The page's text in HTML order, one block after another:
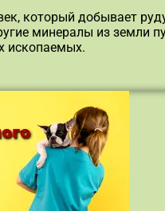
который добывает
минералы из земли
ископаемых.